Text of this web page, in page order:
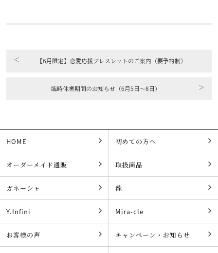
＜ 【6月限定】恋愛応援ブレスレットのご案内（要予約制）
臨時休業期間のお知らせ（6月5日～8日） ＞
HOME 初めての方へ
オーダーメイド通販 取扱商品
ガネーシャ 龍
Y.Infini Mira-cle
お客様の声 キャンペーン・お知らせ